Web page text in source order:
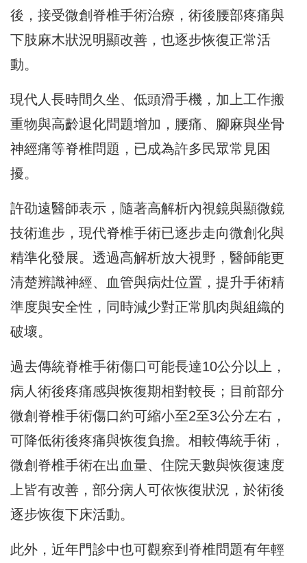
後，接受微創脊椎手術治療，術後腰部疼痛與
下肢麻木狀況明顯改善，也逐步恢復正常活
動。
現代人長時間久坐、低頭滑手機，加上工作搬
重物與高齡退化問題增加，腰痛、腳麻與坐骨
神經痛等脊椎問題，已成為許多民眾常見困
擾。
許劭遠醫師表示，隨著高解析內視鏡與顯微鏡
技術進步，現代脊椎手術已逐步走向微創化與
精準化發展。透過高解析放大視野，醫師能更
清楚辨識神經、血管與病灶位置，提升手術精
準度與安全性，同時減少對正常肌肉與組織的
破壞。
過去傳統脊椎手術傷口可能長達10公分以上，
病人術後疼痛感與恢復期相對較長；目前部分
微創脊椎手術傷口約可縮小至2至3公分左右，
可降低術後疼痛與恢復負擔。相較傳統手術，
微創脊椎手術在出血量、住院天數與恢復速度
上皆有改善，部分病人可依恢復狀況，於術後
逐步恢復下床活動。
此外，近年門診中也可觀察到脊椎問題有年輕